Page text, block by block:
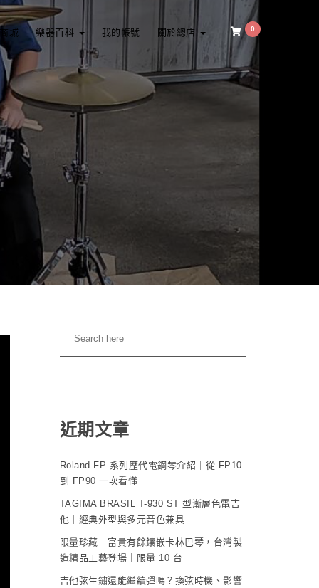
0
城 樂器百科 我的帳號 關於總店
近期文章
Roland FP 系列歷代電鋼琴介紹｜從 FP10
到 FP90 一次看懂
TAGIMA BRASIL T-930 ST 型漸層色電吉
他｜經典外型與多元音色兼具
限量珍藏｜富貴有餘鑲嵌卡林巴琴，台灣製
造精品工藝登場｜限量 10 台
吉他弦生鏽還能繼續彈嗎？換弦時機、影響